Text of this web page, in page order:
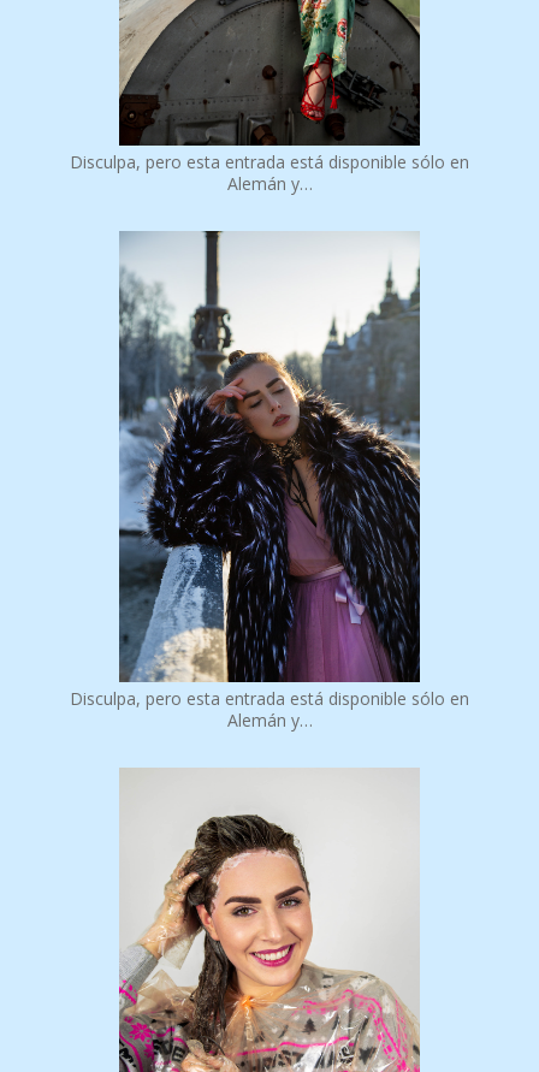
Disculpa, pero esta entrada está disponible sólo en
Alemán y…
Disculpa, pero esta entrada está disponible sólo en
Alemán y…